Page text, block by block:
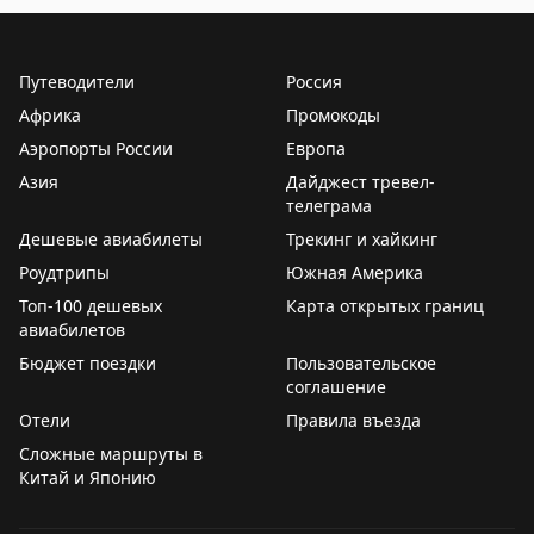
времени вылета ожидается
🟡U6174 Хабаровск – Екатеринбург – Санкт-
Петербург. Ожидаемое время отправления – 13.20
Информация актуальна на момент публикации
Следите за обновлениями на нашемонлайн-табло
Погода
🌧Сегодня в Хабаровске до 27°C, осадки
Закат в 20.59
🔗 Остаемся с вами на связи на всех ресурсах.
Подписывайтесь на наш канал в MAX
Путеводители
Россия
Африка
Промокоды
Аэропорты России
Европа
Азия
Дайджест тревел-
телеграма
Дешевые авиабилеты
Трекинг и хайкинг
Роудтрипы
Южная Америка
Топ-100 дешевых
авиабилетов
Карта открытых границ
Бюджет поездки
Пользовательское
соглашение
Отели
Правила въезда
Сложные маршруты в
Китай и Японию